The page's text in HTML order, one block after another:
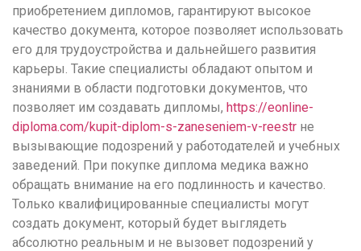
приобретением дипломов, гарантируют высокое
качество документа, которое позволяет использовать
его для трудоустройства и дальнейшего развития
карьеры. Такие специалисты обладают опытом и
знаниями в области подготовки документов, что
позволяет им создавать дипломы, https://eonline-
diploma.com/kupit-diplom-s-zaneseniem-v-reestr не
вызывающие подозрений у работодателей и учебных
заведений. При покупке диплома медика важно
обращать внимание на его подлинность и качество.
Только квалифицированные специалисты могут
создать документ, который будет выглядеть
абсолютно реальным и не вызовет подозрений у